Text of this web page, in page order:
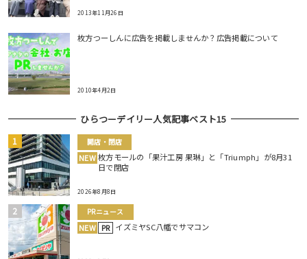
2013年11月26日
枚方つーしんに広告を掲載しませんか？広告掲載について
2010年4月2日
ひらつーデイリー人気記事ベスト15
開店・閉店
NEW 枚方モールの「果汁工房 果琳」と「Triumph」が8月31
日で閉店
2026年8月8日
PRニュース
NEW PR イズミヤSC八幡でサマコン